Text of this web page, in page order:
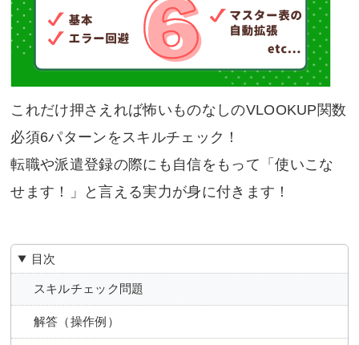
これだけ押さえれば怖いものなしのVLOOKUP関数
必須6パターンをスキルチェック！
転職や派遣登録の際にも自信をもって「使いこな
せます！」と言える実力が身に付きます！
目次
スキルチェック問題
解答（操作例）